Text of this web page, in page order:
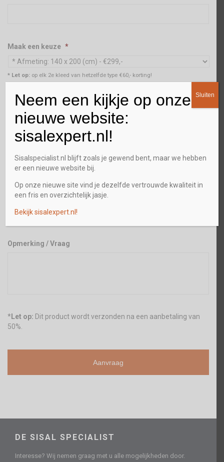
Maak een keuze *
* Let op: op elk 2e kleed van hetzelfde type €60,- korting!
Aantal
Gewenst terugbel tijdstip
Opmerking / Vraag
* Let op: Dit product wordt verzonden na een aanbetaling van
50%.
DE SISAL SPECIALIST
Interesse? Wij nemen graag met u alle mogelijkheden door.
Neem een kijkje op onze
nieuwe website:
sisalexpert.nl!
Sisalspecialist.nl blijft zoals je gewend bent, maar we hebben
er een nieuwe website bij.
Op onze nieuwe site vind je dezelfde vertrouwde kwaliteit in
een fris en overzichtelijk jasje.
Bekijk sisalexpert.nl!
Sluiten